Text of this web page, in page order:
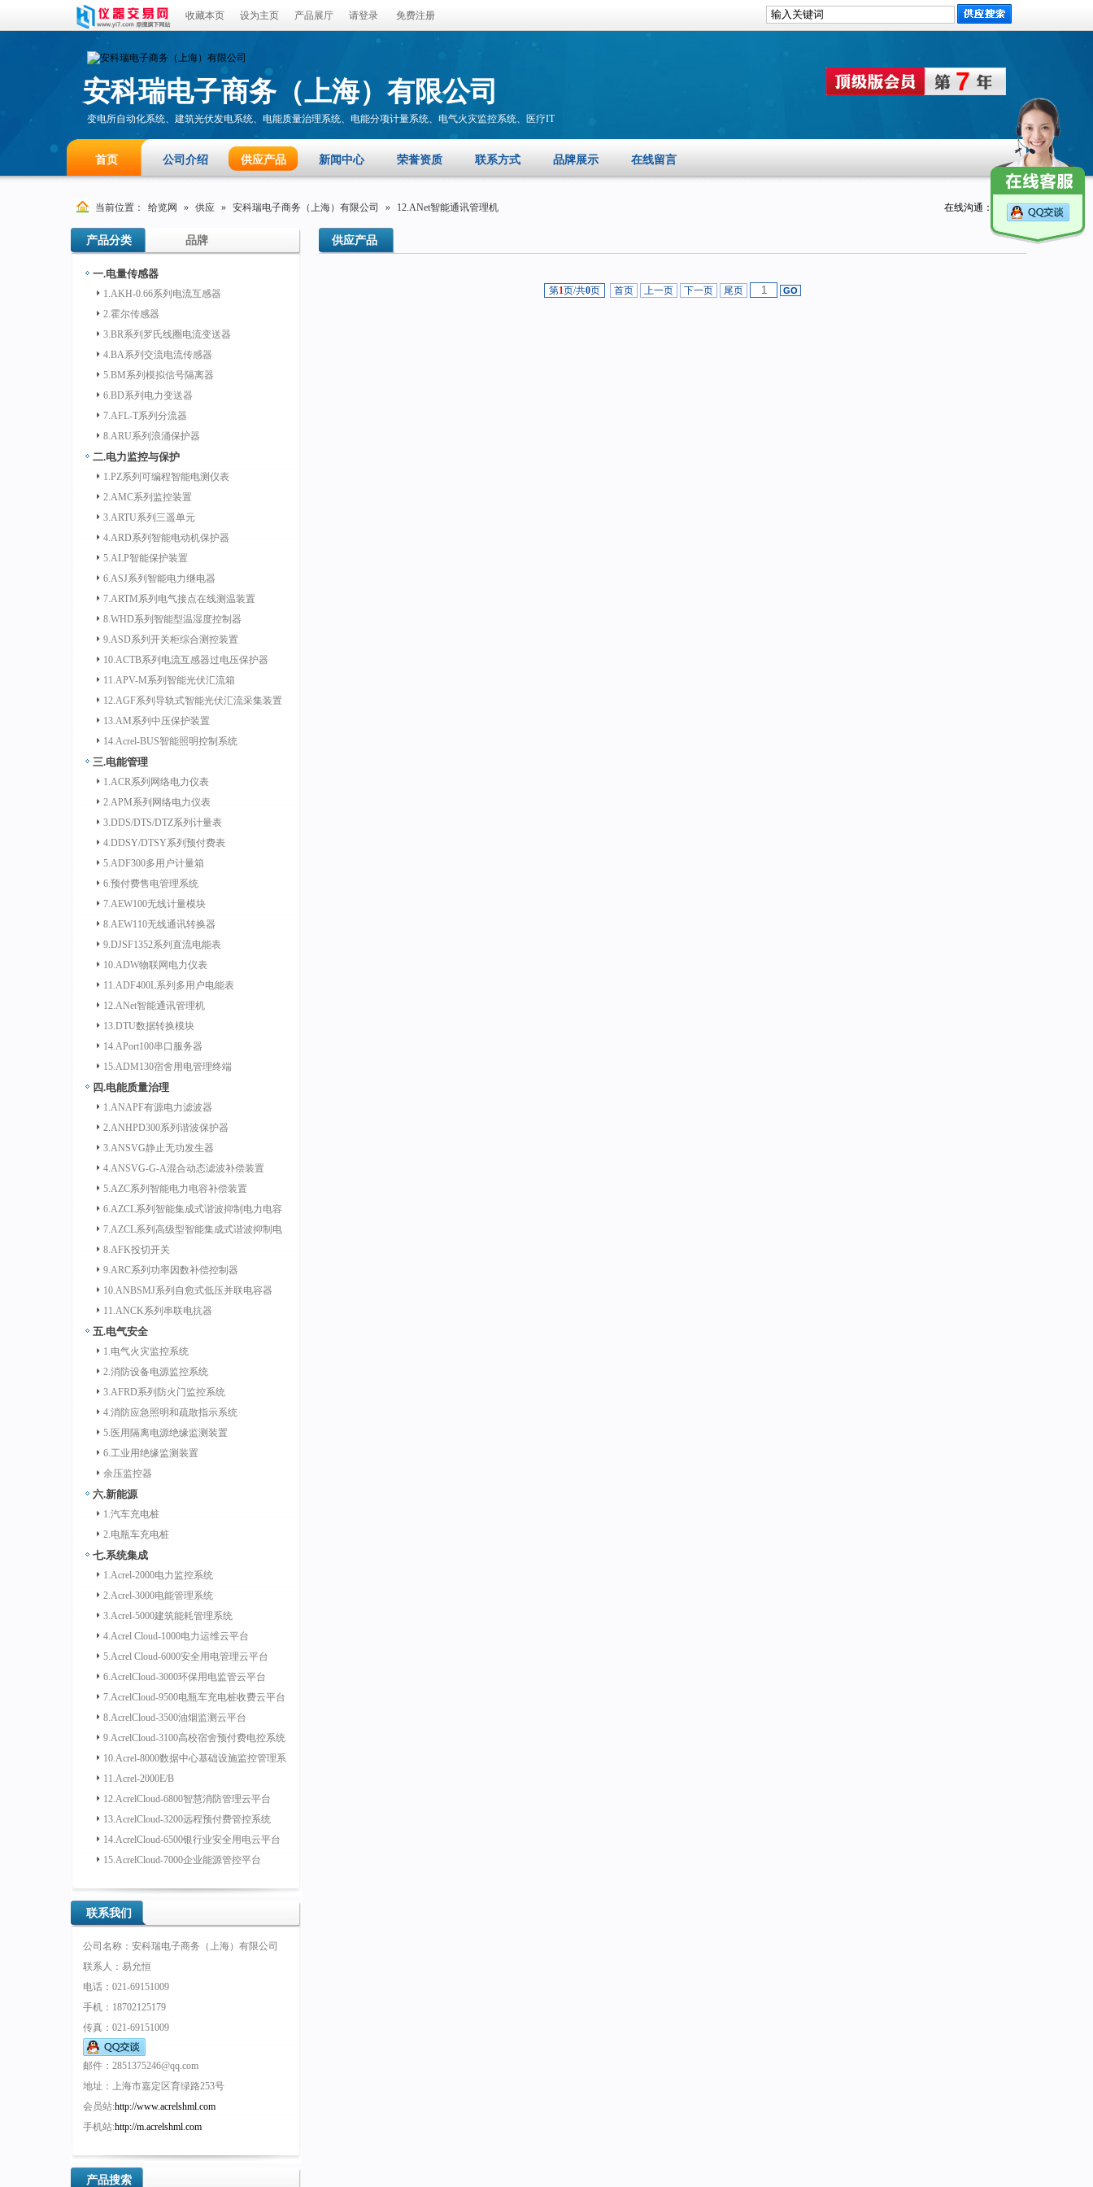
收藏本页 设为主页 产品展厅 请登录 免费注册
安科瑞电子商务（上海）有限公司
变电所自动化系统、建筑光伏发电系统、电能质量治理系统、电能分项计量系统、电气火灾监控系统、医疗IT
配电系统、数据中心能...
7
首页 公司介绍 供应产品 新闻中心 荣誉资质 联系方式 品牌展示 在线留言
当前位置： 给览网 » 供应 » 安科瑞电子商务（上海）有限公司 » 12.ANet智能通讯管理机 在线沟通：
产品分类 品牌
一.电量传感器
1.AKH-0.66系列电流互感器
2.霍尔传感器
3.BR系列罗氏线圈电流变送器
4.BA系列交流电流传感器
5.BM系列模拟信号隔离器
6.BD系列电力变送器
7.AFL-T系列分流器
8.ARU系列浪涌保护器
二.电力监控与保护
1.PZ系列可编程智能电测仪表
2.AMC系列监控装置
3.ARTU系列三遥单元
4.ARD系列智能电动机保护器
5.ALP智能保护装置
6.ASJ系列智能电力继电器
7.ARTM系列电气接点在线测温装置
8.WHD系列智能型温湿度控制器
9.ASD系列开关柜综合测控装置
10.ACTB系列电流互感器过电压保护器
11.APV-M系列智能光伏汇流箱
12.AGF系列导轨式智能光伏汇流采集装置
13.AM系列中压保护装置
14.Acrel-BUS智能照明控制系统
三.电能管理
1.ACR系列网络电力仪表
2.APM系列网络电力仪表
3.DDS/DTS/DTZ系列计量表
4.DDSY/DTSY系列预付费表
5.ADF300多用户计量箱
6.预付费售电管理系统
7.AEW100无线计量模块
8.AEW110无线通讯转换器
9.DJSF1352系列直流电能表
10.ADW物联网电力仪表
11.ADF400L系列多用户电能表
12.ANet智能通讯管理机
13.DTU数据转换模块
14.APort100串口服务器
15.ADM130宿舍用电管理终端
四.电能质量治理
1.ANAPF有源电力滤波器
2.ANHPD300系列谐波保护器
3.ANSVG静止无功发生器
4.ANSVG-G-A混合动态滤波补偿装置
5.AZC系列智能电力电容补偿装置
6.AZCL系列智能集成式谐波抑制电力电容
补偿装置
7.AZCL系列高级型智能集成式谐波抑制电
力电容补偿装置
8.AFK投切开关
9.ARC系列功率因数补偿控制器
10.ANBSMJ系列自愈式低压并联电容器
11.ANCK系列串联电抗器
五.电气安全
1.电气火灾监控系统
2.消防设备电源监控系统
3.AFRD系列防火门监控系统
4.消防应急照明和疏散指示系统
5.医用隔离电源绝缘监测装置
6.工业用绝缘监测装置
余压监控器
六.新能源
1.汽车充电桩
2.电瓶车充电桩
七.系统集成
1.Acrel-2000电力监控系统
2.Acrel-3000电能管理系统
3.Acrel-5000建筑能耗管理系统
4.Acrel Cloud-1000电力运维云平台
5.Acrel Cloud-6000安全用电管理云平台
6.AcrelCloud-3000环保用电监管云平台
7.AcrelCloud-9500电瓶车充电桩收费云平台
8.AcrelCloud-3500油烟监测云平台
9.AcrelCloud-3100高校宿舍预付费电控系统
10.Acrel-8000数据中心基础设施监控管理系
统
11.Acrel-2000E/B
12.AcrelCloud-6800智慧消防管理云平台
13.AcrelCloud-3200远程预付费管控系统
14.AcrelCloud-6500银行业安全用电云平台
15.AcrelCloud-7000企业能源管控平台
联系我们
公司名称：安科瑞电子商务（上海）有限公司
联系人：易允恒
电话：021-69151009
手机：18702125179
传真：021-69151009
邮件：2851375246@qq.com
地址：上海市嘉定区育绿路253号
会员站:http://www.acrelshml.com
手机站:http://m.acrelshml.com
产品搜索
供应产品
第1页/共0页 首页 上一页 下一页 尾页